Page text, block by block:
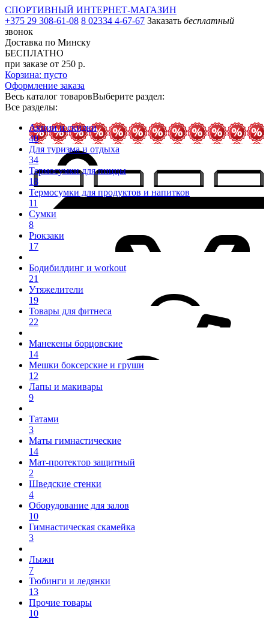
СПОРТИВНЫЙ ИНТЕРНЕТ-МАГАЗИН
+375 29 308-61-08 8 02334 4-67-67 Заказать бесплатный
звонок
Доставка по Минску
БЕСПЛАТНО
при заказе от 250 р.
Корзина: пусто
Оформление заказа
Весь каталог товаровВыберите раздел:
Все разделы:
Акции и скидки
40
Для туризма и отдыха
34
Термосумки для пиццы
18
Термосумки для продуктов и напитков
11
Сумки
8
Рюкзаки
17
Бодибилдинг и workout
21
Утяжелители
19
Товары для фитнеса
22
Манекены борцовские
14
Мешки боксерские и груши
12
Лапы и макивары
9
Татами
3
Маты гимнастические
14
Мат-протектор защитный
2
Шведские стенки
4
Оборудование для залов
10
Гимнастическая скамейка
3
Лыжи
7
Тюбинги и ледянки
13
Прочие товары
10